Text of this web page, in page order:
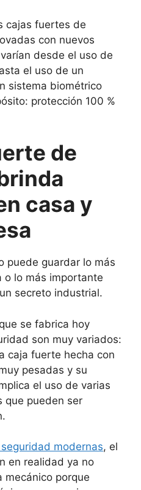
cajas fuertes de
con nuevos
desde el uso de
el uso de un
sistema biométrico
protección 100 %
de
casa y
puede guardar lo más
o lo más importante
secreto industrial.
se fabrica hoy
son muy variados:
caja fuerte hecha con
pesadas y su
el uso de varias
que pueden ser
modernas, el
en realidad ya no
mecánico porque